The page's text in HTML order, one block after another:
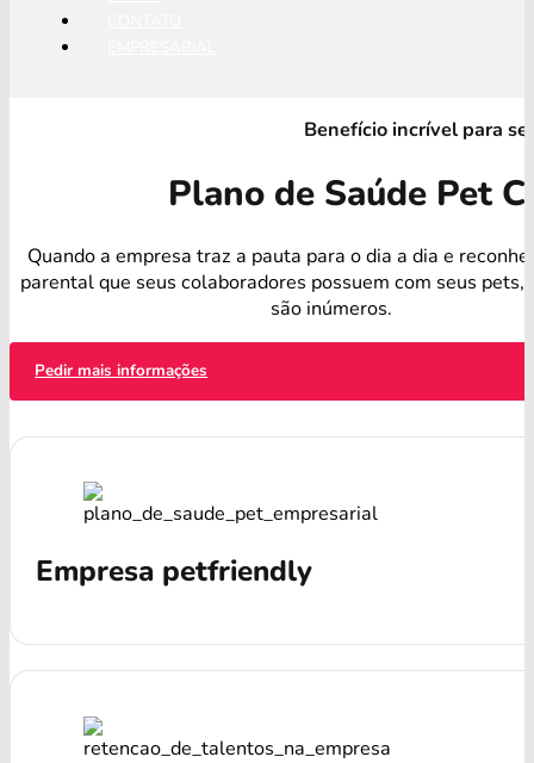
Benefício incrível para
Plano de Saúde Pet
Quando a empresa traz a pauta para o dia a dia e
parental que seus colaboradores possuem com seus pets,
são inúmeros.
Pedir mais informações
Empresa petfriendly